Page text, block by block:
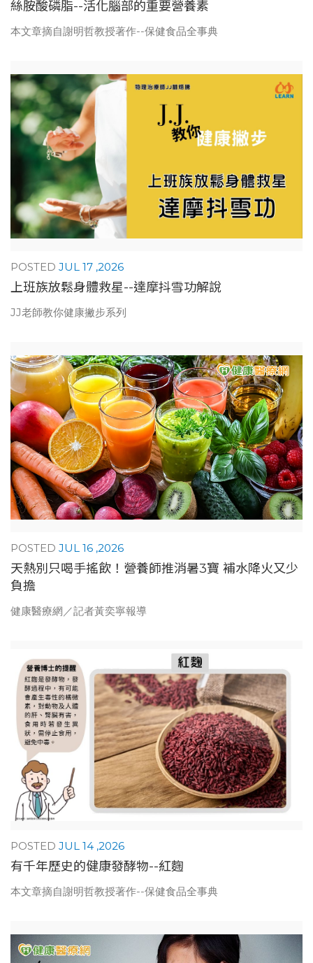
絲胺酸磷脂--活化腦部的重要營養素
本文章摘自謝明哲教授著作--保健食品全事典
JUL 17 ,2026
上班族放鬆身體救星--達摩抖雪功解說
JJ老師教你健康撇步系列
JUL 16 ,2026
天熱別只喝手搖飲！營養師推消暑3寶 補水降火又少
負擔
健康醫療網／記者黃奕寧報導
JUL 14 ,2026
有千年歷史的健康發酵物--紅麴
本文章摘自謝明哲教授著作--保健食品全事典